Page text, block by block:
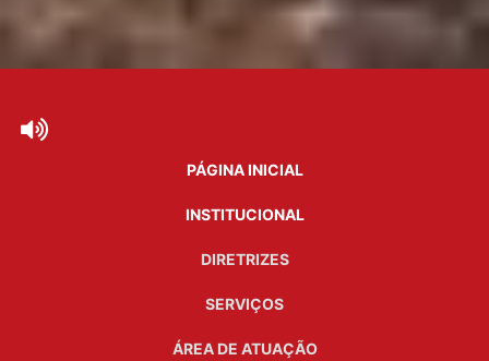
PÁGINA INICIAL
INSTITUCIONAL
DIRETRIZES
SERVIÇOS
ÁREA DE ATUAÇÃO